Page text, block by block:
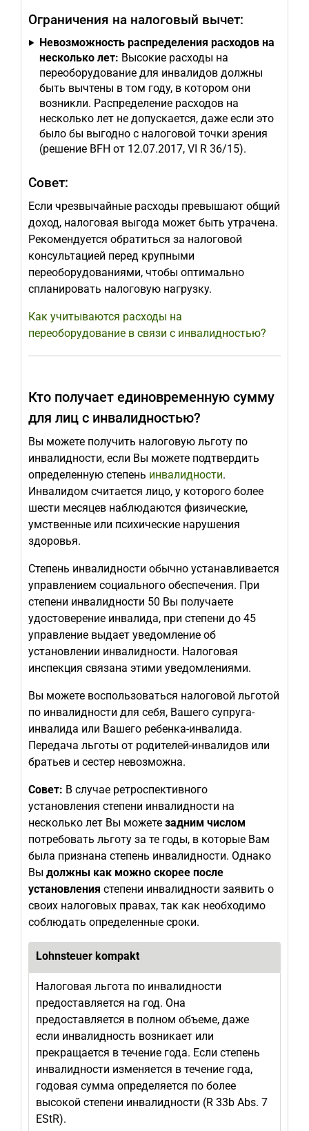
Ограничения на налоговый вычет:
Невозможность распределения расходов на
несколько лет: Высокие расходы на
переоборудование для инвалидов должны
быть вычтены в том году, в котором они
возникли. Распределение расходов на
несколько лет не допускается, даже если это
было бы выгодно с налоговой точки зрения
(решение BFH от 12.07.2017, VI R 36/15).
Совет:
Если чрезвычайные расходы превышают общий
доход, налоговая выгода может быть утрачена.
Рекомендуется обратиться за налоговой
консультацией перед крупными
переоборудованиями, чтобы оптимально
спланировать налоговую нагрузку.
Как учитываются расходы на
переоборудование в связи с инвалидностью?
Кто получает единовременную сумму
для лиц с инвалидностью?
Вы можете получить налоговую льготу по
инвалидности, если Вы можете подтвердить
определенную степень инвалидности.
Инвалидом считается лицо, у которого более
шести месяцев наблюдаются физические,
умственные или психические нарушения
здоровья.
Степень инвалидности обычно устанавливается
управлением социального обеспечения. При
степени инвалидности 50 Вы получаете
удостоверение инвалида, при степени до 45
управление выдает уведомление об
установлении инвалидности. Налоговая
инспекция связана этими уведомлениями.
Вы можете воспользоваться налоговой льготой
по инвалидности для себя, Вашего супруга-
инвалида или Вашего ребенка-инвалида.
Передача льготы от родителей-инвалидов или
братьев и сестер невозможна.
Совет: В случае ретроспективного
установления степени инвалидности на
несколько лет Вы можете задним числом
потребовать льготу за те годы, в которые Вам
была признана степень инвалидности. Однако
Вы должны как можно скорее после
установления степени инвалидности заявить о
своих налоговых правах, так как необходимо
соблюдать определенные сроки.
Lohnsteuer kompakt
Налоговая льгота по инвалидности
предоставляется на год. Она
предоставляется в полном объеме, даже
если инвалидность возникает или
прекращается в течение года. Если степень
инвалидности изменяется в течение года,
годовая сумма определяется по более
высокой степени инвалидности (R 33b Abs. 7
EStR).